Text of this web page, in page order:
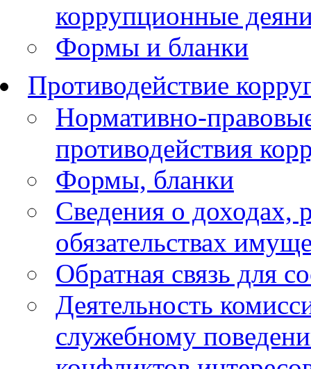
коррупционные
Формы и бланки
Противодействие
Нормативно-
противодействия
Формы, бланки
Сведения о доходах,
обязательствах
Обратная связь для
Деятельность
служебному